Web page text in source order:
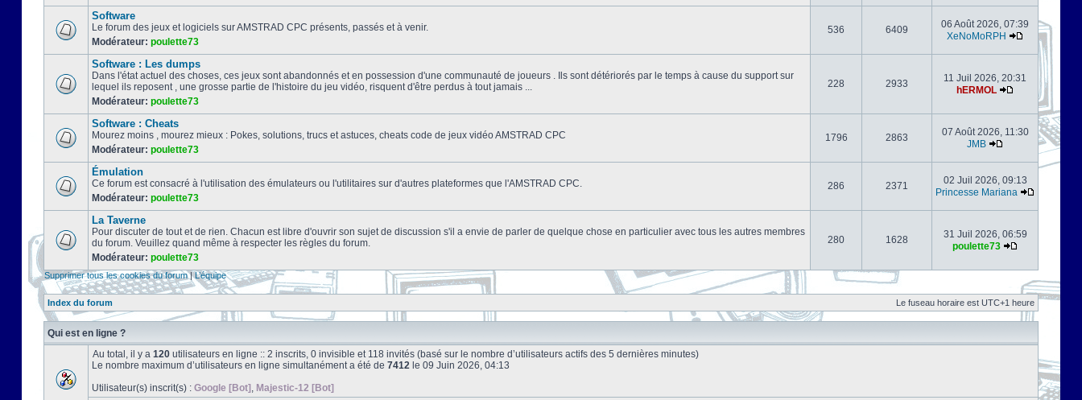
Software
Le forum des jeux et logiciels sur AMSTRAD CPC présents, passés et à venir.
Modérateur: poulette73
536 6409
06 Août 2026, 07:39
XeNoMoRPH
Software : Les dumps
Dans l'état actuel des choses, ces jeux sont abandonnés et en possession d'une communauté de joueurs . Ils sont détériorés par le temps à cause du support sur
lequel ils reposent , une grosse partie de l'histoire du jeu vidéo, risquent d'être perdus à tout jamais ...
Modérateur: poulette73
228 2933
11 Juil 2026, 20:31
hERMOL
Software : Cheats
Mourez moins , mourez mieux : Pokes, solutions, trucs et astuces, cheats code de jeux vidéo AMSTRAD CPC
Modérateur: poulette73
1796 2863
07 Août 2026, 11:30
JMB
Émulation
Ce forum est consacré à l'utilisation des émulateurs ou l'utilitaires sur d'autres plateformes que l'AMSTRAD CPC.
Modérateur: poulette73
286 2371
02 Juil 2026, 09:13
Princesse Mariana
La Taverne
Pour discuter de tout et de rien. Chacun est libre d'ouvrir son sujet de discussion s'il a envie de parler de quelque chose en particulier avec tous les autres membres
du forum. Veuillez quand même à respecter les règles du forum.
Modérateur: poulette73
280 1628
31 Juil 2026, 06:59
poulette73
Supprimer tous les cookies du forum|L’équipe
Index du forum Le fuseau horaire est UTC+1 heure
Qui est en ligne ?
Au total, il y a 120 utilisateurs en ligne :: 2 inscrits, 0 invisible et 118 invités (basé sur le nombre d’utilisateurs actifs des 5 dernières minutes)
Le nombre maximum d’utilisateurs en ligne simultanément a été de 7412 le 09 Juin 2026, 04:13
Utilisateur(s) inscrit(s) : Google [Bot] , Majestic-12 [Bot]